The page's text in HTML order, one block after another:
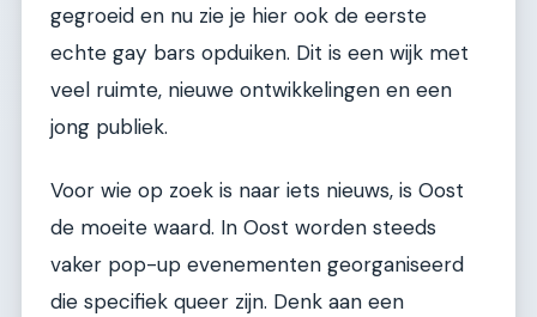
gegroeid en nu zie je hier ook de eerste
echte gay bars opduiken. Dit is een wijk met
veel ruimte, nieuwe ontwikkelingen en een
jong publiek.
Voor wie op zoek is naar iets nieuws, is Oost
de moeite waard. In Oost worden steeds
vaker pop-up evenementen georganiseerd
die specifiek queer zijn. Denk aan een